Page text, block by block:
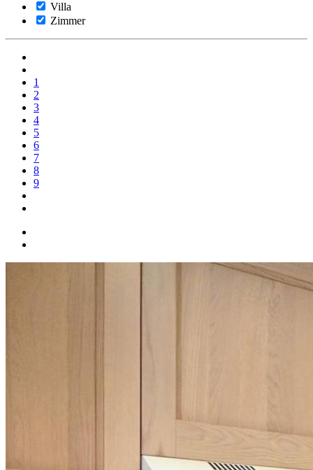
Villa
Zimmer
1
2
3
4
5
6
7
8
9